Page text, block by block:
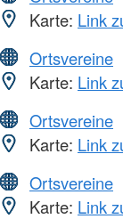
Karte: Link
Ortsvereine
Karte: Link
Ortsvereine
Karte: Link
Ortsvereine
Karte: Link